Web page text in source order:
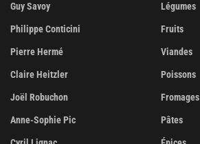
Guy Savoy
Philippe Conticini
Pierre Hermé
Claire Heitzler
Joël Robuchon
Anne-Sophie Pic
Légumes
Fruits
Viandes
Poissons
Fromages
Pâtes